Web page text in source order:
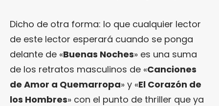
Dicho de otra forma: lo que cualquier lector
de este lector esperará cuando se ponga
delante de «Buenas Noches» es una suma
de los retratos masculinos de «Canciones
de Amor a Quemarropa» y «El Corazón de
los Hombres» con el punto de thriller que ya